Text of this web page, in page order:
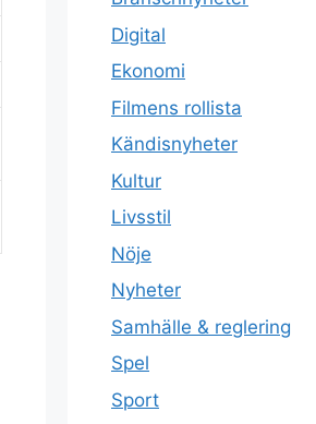
Digital
Ekonomi
Filmens rollista
Kändisnyheter
Kultur
Livsstil
Nöje
Nyheter
Samhälle & reglering
Spel
Sport